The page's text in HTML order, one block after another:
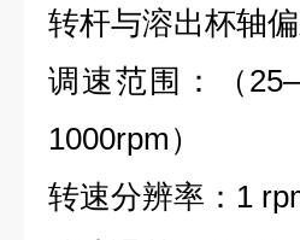
转杆与溶出杯轴偏
调速范围：（
1000rpm）
转速分辨率：1